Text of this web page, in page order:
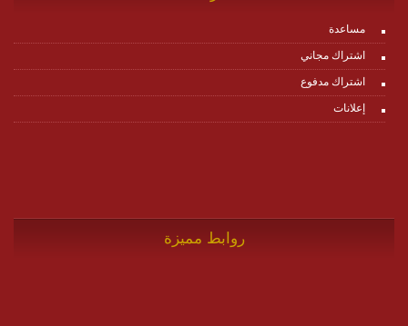
مساعدة
اشتراك مجاني
اشتراك مدفوع
إعلانات
روابط مميزة